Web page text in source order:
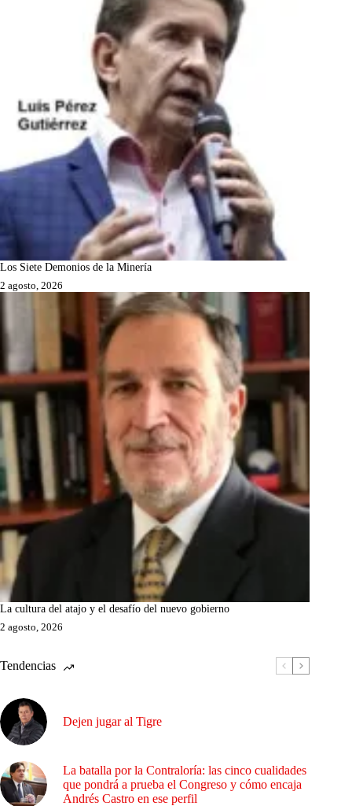
Los Siete Demonios de la Minería
2 agosto, 2026
La cultura del atajo y el desafío del nuevo gobierno
2 agosto, 2026
Tendencias
Dejen jugar al Tigre
La batalla por la Contraloría: las cinco cualidades
que pondrá a prueba el Congreso y cómo encaja
Andrés Castro en ese perfil